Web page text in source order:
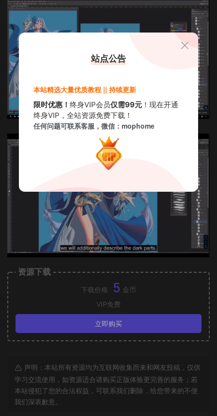
资源下载
下载价格 5 金币
VIP免费
立即购买
声明：本站所有资源均为互联网收集而来和网友投稿，仅供
学习交流使用，如资源适合请购买正版体验更完善的服务；若
本站侵犯了您的合法权益，可联系我们删除，给您带来的不便
我们深表歉意。
站点公告
本站精选大量优质教程 || 持续更新
限时优惠！ 终身VIP会员仅需99元 ！现在开通
终身VIP，全站资源免费下载！
任何问题可联系客服，微信：mophome